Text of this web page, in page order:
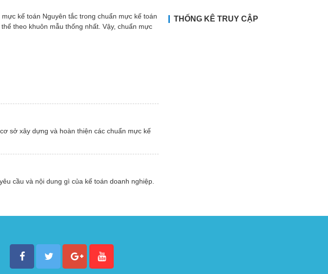
kế toán Nguyên tắc trong chuẩn mực kế toán
theo khuôn mẫu thống nhất. Vậy, chuẩn mực
sở xây dựng và hoàn thiện các chuẩn mực kế
cầu và nội dung gì của kế toán doanh nghiệp.
THỐNG KÊ TRUY CẬP